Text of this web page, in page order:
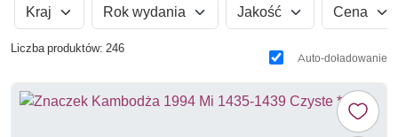
Kraj Rok wydania Jakość Cena
Liczba produktów: 246
Auto-doładowanie